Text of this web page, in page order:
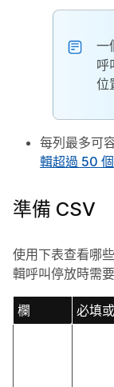
一
呼
位
每列最多可
輯超過 50
準備 CSV
使用下表查看哪
輯呼叫停放時需
欄 必填